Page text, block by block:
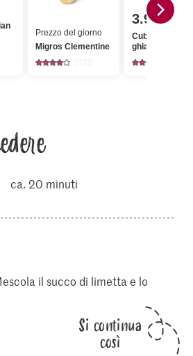
Prezzo del giorno
Migros Clementine
3.90
Cubers Cubetti di
ghiaccio
ca. 20 minuti
il succo di limetta e lo
Si continua
così